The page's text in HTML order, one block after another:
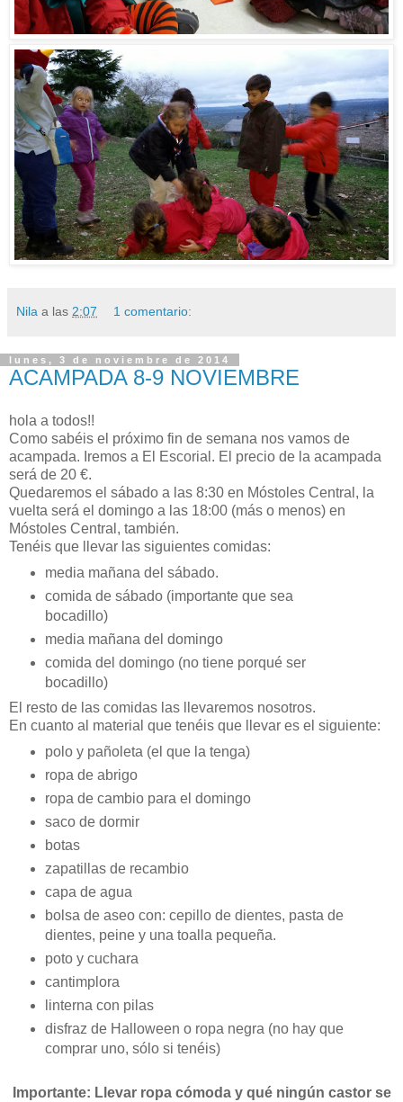
Nila a las 2:07 1 comentario:
lunes, 3 de noviembre de 2014
ACAMPADA 8-9 NOVIEMBRE
hola a todos!!
Como sabéis el próximo fin de semana nos vamos de
acampada. Iremos a El Escorial. El precio de la acampada
será de 20 €.
Quedaremos el sábado a las 8:30 en Móstoles Central, la
vuelta será el domingo a las 18:00 (más o menos) en
Móstoles Central, también.
Tenéis que llevar las siguientes comidas:
media mañana del sábado.
comida de sábado (importante que sea
bocadillo)
media mañana del domingo
comida del domingo (no tiene porqué ser
bocadillo)
El resto de las comidas las llevaremos nosotros.
En cuanto al material que tenéis que llevar es el siguiente:
polo y pañoleta (el que la tenga)
ropa de abrigo
ropa de cambio para el domingo
saco de dormir
botas
zapatillas de recambio
capa de agua
bolsa de aseo con: cepillo de dientes, pasta de
dientes, peine y una toalla pequeña.
poto y cuchara
cantimplora
linterna con pilas
disfraz de Halloween o ropa negra (no hay que
comprar uno, sólo si tenéis)
Importante: Llevar ropa cómoda y qué ningún castor se